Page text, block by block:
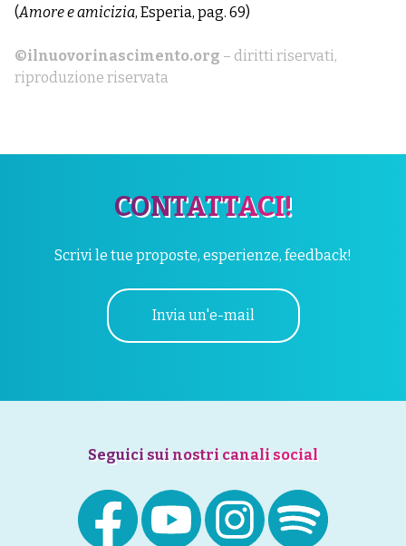
(Amore e amicizia, Esperia, pag. 69)
©ilnuovorinascimento.org – diritti riservati,
riproduzione riservata
CONTATTACI!
Scrivi le tue proposte, esperienze, feedback!
Invia un'e-mail
Seguici sui nostri canali social